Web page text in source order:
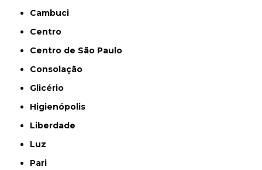
Cambuci
Centro
Centro de São Paulo
Consolação
Glicério
Higienópolis
Liberdade
Luz
Pari